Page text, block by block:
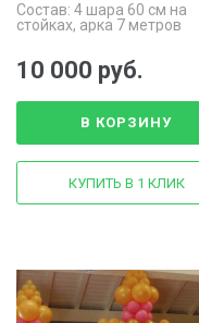
Состав: 4 шара 60 см на
стойках, арка 7 метров
10 000 руб.
В КОРЗИНУ
КУПИТЬ В 1 КЛИК